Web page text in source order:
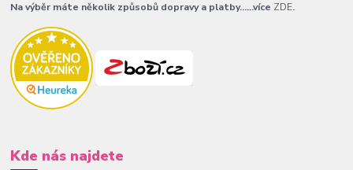
Na výběr máte několik způsobů dopravy a platby......více ZDE.
Kde nás najdete